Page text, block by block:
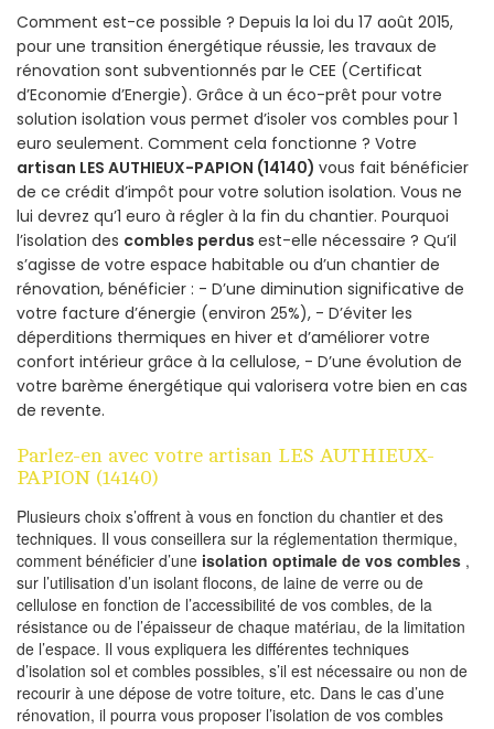
Comment est-ce possible ? Depuis la loi du 17 août 2015,
pour une transition énergétique réussie, les travaux de
rénovation sont subventionnés par le CEE (Certificat
d’Economie d’Energie). Grâce à un éco-prêt pour votre
solution isolation vous permet d’isoler vos combles pour 1
euro seulement. Comment cela fonctionne ? Votre
artisan LES AUTHIEUX-PAPION (14140) vous fait bénéficier
de ce crédit d’impôt pour votre solution isolation. Vous ne
lui devrez qu’1 euro à régler à la fin du chantier. Pourquoi
l’isolation des combles perdus est-elle nécessaire ? Qu’il
s’agisse de votre espace habitable ou d’un chantier de
rénovation, bénéficier : - D’une diminution significative de
votre facture d’énergie (environ 25%), - D’éviter les
déperditions thermiques en hiver et d’améliorer votre
confort intérieur grâce à la cellulose, - D’une évolution de
votre barème énergétique qui valorisera votre bien en cas
de revente.
Parlez-en avec votre artisan LES AUTHIEUX-
PAPION (14140)
Plusieurs choix s’offrent à vous en fonction du chantier et des
techniques. Il vous conseillera sur la réglementation thermique,
comment bénéficier d’une isolation optimale de vos combles ,
sur l’utilisation d’un isolant flocons, de laine de verre ou de
cellulose en fonction de l’accessibilité de vos combles, de la
résistance ou de l’épaisseur de chaque matériau, de la limitation
de l’espace. Il vous expliquera les différentes techniques
d’isolation sol et combles possibles, s’il est nécessaire ou non de
recourir à une dépose de votre toiture, etc. Dans le cas d’une
rénovation, il pourra vous proposer l’isolation de vos combles